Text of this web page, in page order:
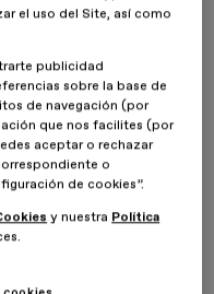
y UI
sondos conceptos
de productos digitales.
son estas:
experiencia general del
o servicio. Incluye
y prácticos de la
el uso del Site, así como
publicidad
sobre la base de
de navegación (por
que nos facilites (por
aceptar o rechazar
o
de cookies”.
y nuestra Política